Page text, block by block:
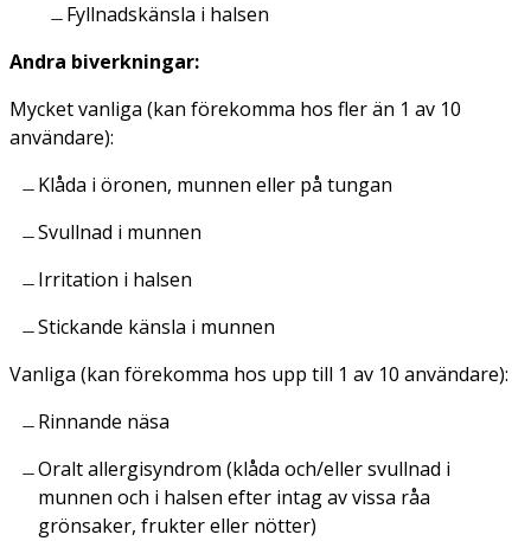
Fyllnadskänsla i halsen
Andra biverkningar:
Mycket vanliga (kan förekomma hos fler än 1 av 10
användare):
Klåda i öronen, munnen eller på tungan
Svullnad i munnen
Irritation i halsen
Stickande känsla i munnen
Vanliga (kan förekomma hos upp till 1 av 10 användare):
Rinnande näsa
Oralt allergisyndrom (klåda och/eller svullnad i
munnen och i halsen efter intag av vissa råa
grönsaker, frukter eller nötter)